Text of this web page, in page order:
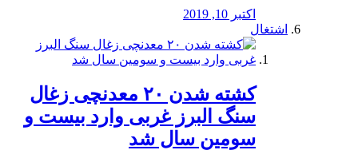
اکتبر 10, 2019
اشتغال
کشته شدن ۲۰ معدنچی زغال
سنگ البرز غربی وارد بیست و
سومین سال شد